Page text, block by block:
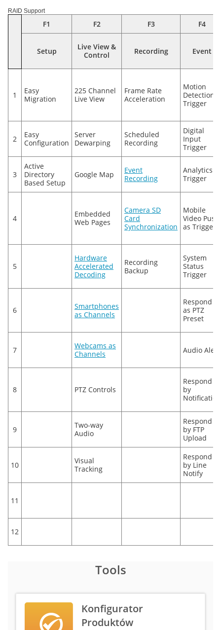
RAID Support
F1 F2 F3 F4
Setup
Live View &
Control
Recording Event
1
Easy
Migration
225 Channel
Live View
Frame Rate
Acceleration
Motion
Detection
Trigger
2
Easy
Configuration
Server
Dewarping
Scheduled
Recording
Digital
Input
Trigger
3
Active
Directory
Based Setup
Google Map
Event
Recording
Analytics
Trigger
4
Embedded
Web Pages
Camera SD
Card
Synchronization
Mobile
Video Push
as Trigger
5
Hardware
Accelerated
Decoding
Recording
Backup
System
Status
Trigger
6
Smartphones
as Channels
Respond
as PTZ
Preset
7
Webcams as
Channels
Audio Alert
8 PTZ Controls
Respond
by
Notification
9
Two-way
Audio
Respond
by FTP
Upload
10
Visual
Tracking
Respond
by Line
Notify
11
12
Tools
Konfigurator
Produktów